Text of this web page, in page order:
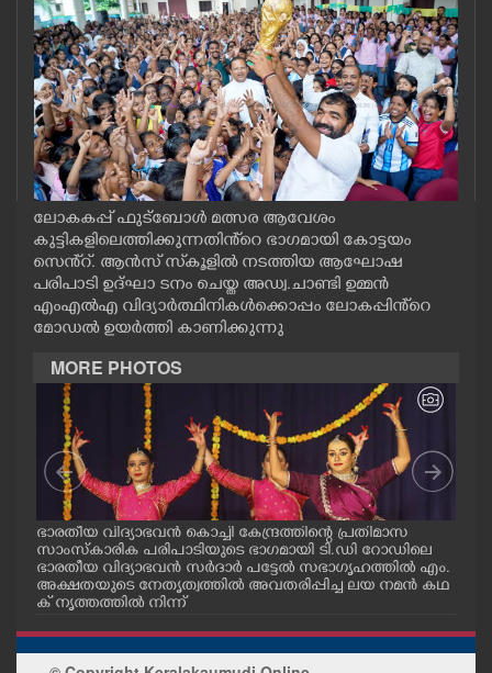
LOCAL
OBITUARY
NEWS 360
CASE DIARY
CINEMA
OPINION
PHOTOS
LIFESTYLE
SPIRITUAL
INFO+
ലോകകപ്പ് ഫുട്ബോൾ മത്സര ആവേശം
കുട്ടികളിലെത്തിക്കുന്നതിൻ്റെ ഭാഗമായി കോട്ടയം
സെൻ്റ്. ആൻസ് സ്‌കൂളിൽ നടത്തിയ ആഘോഷ
പരിപാടി ഉദ്ഘാ ടനം ചെയ്ത അഡ്വ.ചാണ്ടി ഉമ്മൻ
എംഎൽഎ വിദ്യാർത്ഥിനികൾക്കൊപ്പം ലോകപ്പിൻ്റെ
മോഡൽ ഉയർത്തി കാണിക്കുന്നു
MORE PHOTOS
ഭാരതീയ വിദ്യാഭവൻ കൊച്ചി കേന്ദ്രത്തിന്റെ പ്രതിമാസ
സാംസ്കാരിക പരിപാടിയുടെ ഭാഗമായി ടി.ഡി റോഡിലെ
ഭാരതീയ വിദ്യാഭവൻ സർദാർ പട്ടേൽ സഭാഗൃഹത്തിൽ എം.
അക്ഷതയുടെ നേതൃത്വത്തിൽ അവതരിപ്പിച്ച ലയ നമൻ കഥ
ക് നൃത്തത്തിൽ നിന്ന്